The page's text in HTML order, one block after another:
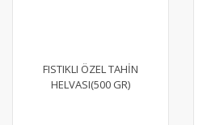
FISTIKLI ÖZEL TAHİN
HELVASI(500 GR)